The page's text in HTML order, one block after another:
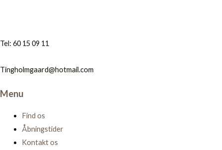
Tel: 60 15 09 11
Tingholmgaard@hotmail.com
Menu
Find os
Åbningstider
Kontakt os